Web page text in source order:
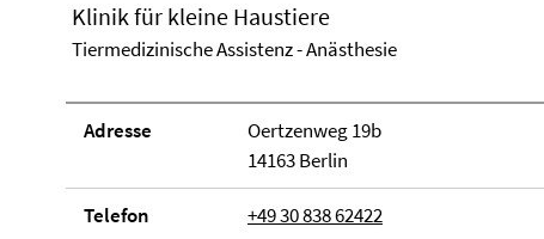
Klinik für kleine Haustiere
Tiermedizinische Assistenz - Anästhesie
Adresse
Oertzenweg 19b
14163 Berlin
Telefon +49 30 838 62422